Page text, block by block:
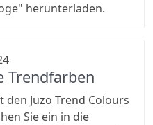
herunterladen.
Trendfarben
Juzo Trend Colours
Sie ein in die